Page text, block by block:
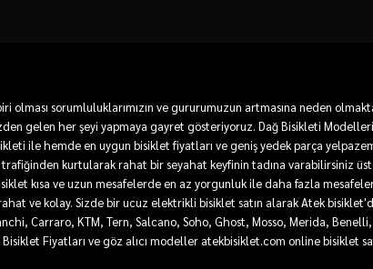
sorumluluklarımızın ve gururumuzun artmasına neden
gelen her şeyi yapmaya gayret gösteriyoruz. Dağ Bisikleti
ile hemde en uygun bisiklet fiyatları ve geniş yedek parça
kurtularak rahat bir seyahat keyfinin tadına varabilirsiniz
kısa ve uzun mesafelerde en az yorgunluk ile daha fazla
ve kolay. Sizde bir ucuz elektrikli bisiklet satın alarak Atek
Carraro, KTM, Tern, Salcano, Soho, Ghost, Mosso, Merida,
Fiyatları ve göz alıcı modeller atekbisiklet.com online bisiklet